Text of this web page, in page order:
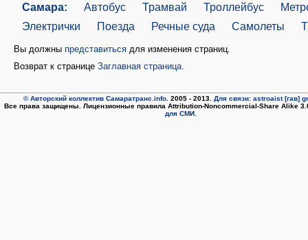
Самара: Автобус Трамвай Троллейбус
Электрички
Поезда Речные суда Самолеты
Вы должны представиться для изменения страниц.
Возврат к странице Заглавная страница.
© Авторский коллектив Самаратранс.info. 2005 - 2013. Для связи: astroaist [гав]
Все права защищены. Лицензионные правила Attribution-Noncommercial-Share Alike
для СМИ.